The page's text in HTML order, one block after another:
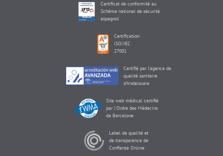
Certificat de conformité au
Schéma national de sécurité
espagnol
Certification
ISO/IEC
27001
Certifié par l'agence de
qualité sanitaire
d'Andalousie
Site web médical certifié
par l'Ordre des Médecins
de Barcelone
Label de qualité et
de transparence de
Confianza Online